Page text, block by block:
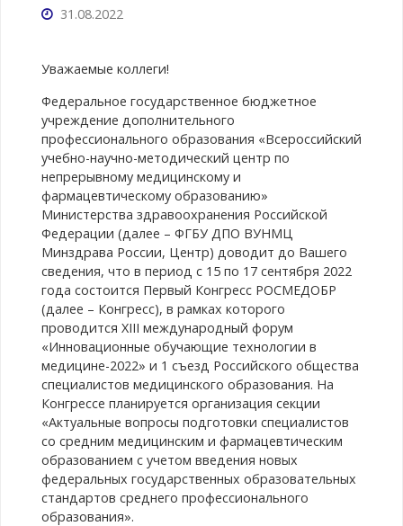
31.08.2022
Уважаемые коллеги!
Федеральное государственное бюджетное
учреждение дополнительного
профессионального образования «Всероссийский
учебно-научно-методический центр по
непрерывному медицинскому и
фармацевтическому образованию»
Министерства здравоохранения Российской
Федерации (далее – ФГБУ ДПО ВУНМЦ
Минздрава России, Центр) доводит до Вашего
сведения, что в период с 15 по 17 сентября 2022
года состоится Первый Конгресс РОСМЕДОБР
(далее – Конгресс), в рамках которого
проводится XIII международный форум
«Инновационные обучающие технологии в
медицине-2022» и 1 съезд Российского общества
специалистов медицинского образования. На
Конгрессе планируется организация секции
«Актуальные вопросы подготовки специалистов
со средним медицинским и фармацевтическим
образованием с учетом введения новых
федеральных государственных образовательных
стандартов среднего профессионального
образования».